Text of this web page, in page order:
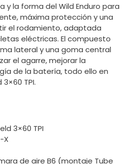
y la forma del Wild Enduro para
máxima protección y una
el rodamiento, adaptada
eléctricas. El compuesto
lateral y una goma central
el agarre, mejorar la
de la batería, todo ello en
TPI.
3×60 TPI
X
de aire B6 (montaje Tube